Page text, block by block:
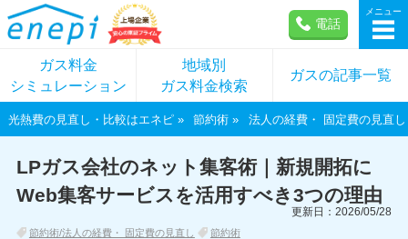
電話
メニュー
ガス料金
シミュレーション
地域別
ガス料金検索
ガスの記事一覧
光熱費の見直し・比較はエネピ 節約術 法人の経費・ 固定費の見直し
LPガス会社のネット集客術｜新規開拓に
Web集客サービスを活用すべき3つの理由
節約術/法人の経費・ 固定費の見直し 節約術
更新日：2026/05/28